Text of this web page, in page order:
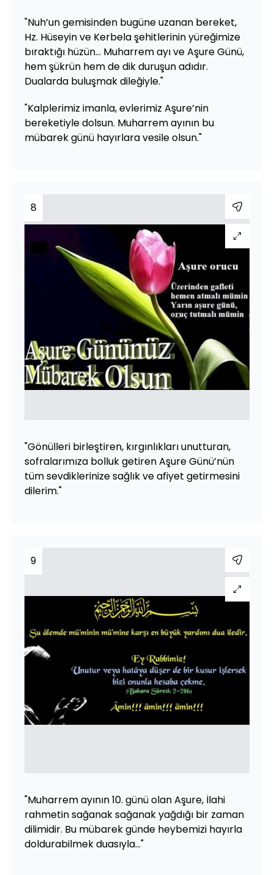
"Nuh’un gemisinden bugüne uzanan bereket,
Hz. Hüseyin ve Kerbela şehitlerinin yüreğimize
bıraktığı hüzün... Muharrem ayı ve Aşure Günü,
hem şükrün hem de dik duruşun adıdır.
Dualarda buluşmak dileğiyle."
"Kalplerimiz imanla, evlerimiz Aşure’nin
bereketiyle dolsun. Muharrem ayının bu
mübarek günü hayırlara vesile olsun."
8
"Gönülleri birleştiren, kırgınlıkları unutturan,
sofralarımıza bolluk getiren Aşure Günü’nün
tüm sevdiklerinize sağlık ve afiyet getirmesini
dilerim."
9
"Muharrem ayının 10. günü olan Aşure, İlahi
rahmetin sağanak sağanak yağdığı bir zaman
dilimidir. Bu mübarek günde heybemizi hayırla
doldurabilmek duasıyla..."